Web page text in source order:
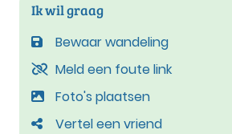
Ik wil graag
Bewaar wandeling
Meld een foute link
Foto's plaatsen
Vertel een vriend